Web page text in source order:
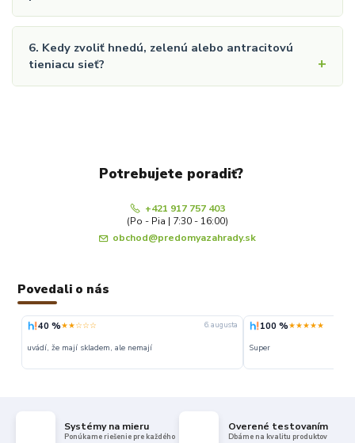
6. Kedy zvoliť hnedú, zelenú alebo antracitovú
tieniacu sieť?
Potrebujete poradiť?
+421 917 757 403
(Po - Pia | 7:30 - 16:00)
obchod@predomyazahrady.sk
Povedali o nás
40 %★★☆☆☆ 6. augusta
uvádí, že mají skladem, ale nemají
100 %★★★★★
Systémy na mieru
Ponúkame riešenie pre každého
Overené testovaním
Dbáme na kvalitu produktov